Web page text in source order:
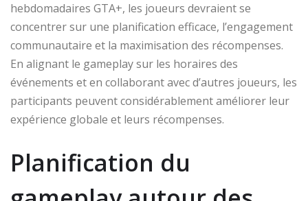
hebdomadaires GTA+, les joueurs devraient se
concentrer sur une planification efficace, l’engagement
communautaire et la maximisation des récompenses.
En alignant le gameplay sur les horaires des
événements et en collaborant avec d’autres joueurs, les
participants peuvent considérablement améliorer leur
expérience globale et leurs récompenses.
Planification du